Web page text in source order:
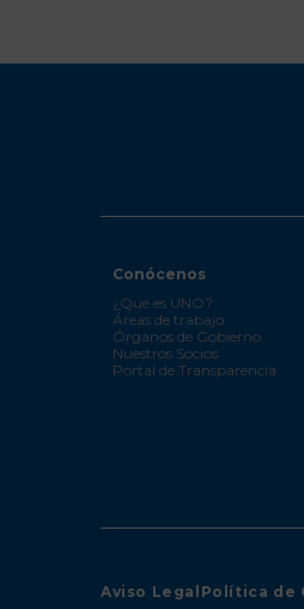
Conócenos
¿Qué es UNO?
Áreas de trabajo
Órganos de Gobierno
Nuestros Socios
Portal de Transparencia
Aviso Legal Política de